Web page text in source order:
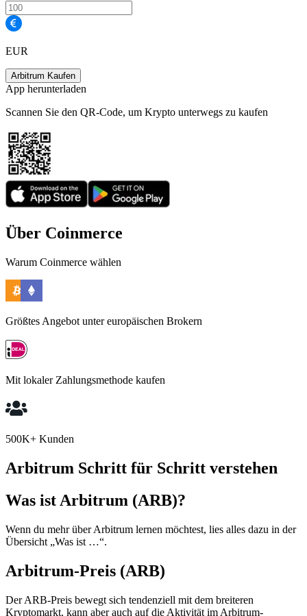
EUR
Arbitrum Kaufen
App herunterladen
Scannen Sie den QR-Code, um Krypto unterwegs zu kaufen
Über Coinmerce
Warum Coinmerce wählen
Größtes Angebot unter europäischen Brokern
Mit lokaler Zahlungsmethode kaufen
500K+ Kunden
Arbitrum Schritt für Schritt verstehen
Was ist Arbitrum (ARB)?
Wenn du mehr über Arbitrum lernen möchtest, lies alles dazu in der
Übersicht „Was ist …“.
Arbitrum-Preis (ARB)
Der ARB-Preis bewegt sich tendenziell mit dem breiteren
Kryptomarkt, kann aber auch auf die Aktivität im Arbitrum-